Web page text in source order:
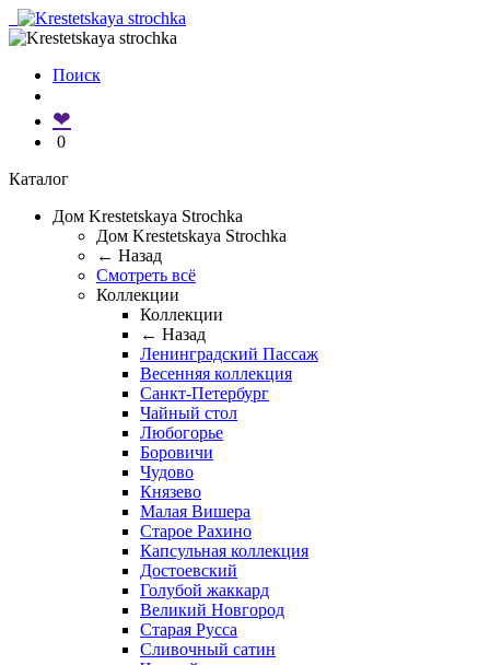
Поиск
❤
0
Каталог
Дом Krestetskaya Strochka
Дом Krestetskaya Strochka
← Назад
Смотреть всё
Коллекции
Коллекции
← Назад
Ленинградский Пассаж
Весенняя коллекция
Санкт-Петербург
Чайный стол
Любогорье
Боровичи
Чудово
Князево
Малая Вишера
Старое Рахино
Капсульная коллекция
Достоевский
Голубой жаккард
Великий Новгород
Старая Русса
Сливочный сатин